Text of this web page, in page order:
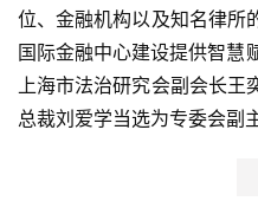
位、金融机构以及知名律所
国际金融中心建设提供智慧
上海市法治研究会副会长王
总裁刘爱学当选为专委会副